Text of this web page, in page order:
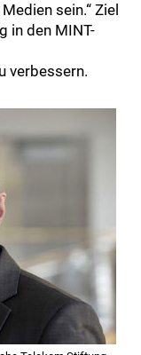
sein.“ Ziel
in den MINT-
verbessern.